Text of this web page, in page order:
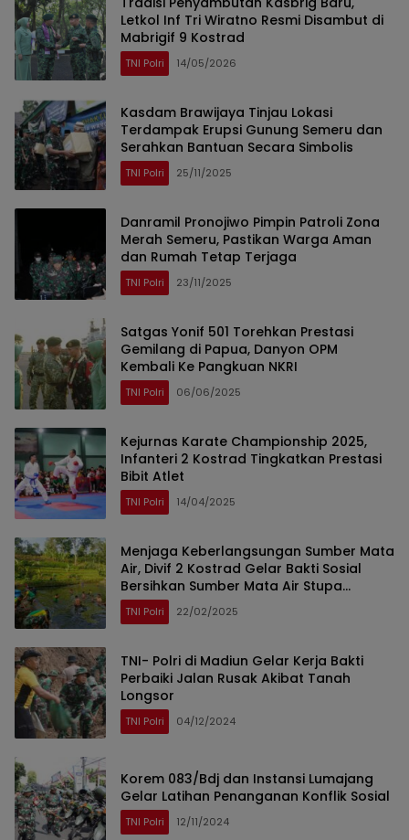
Letkol Inf Tri Wiratno Resmi Disambut di
Mabrigif 9 Kostrad
TNI Polri 14/05/2026
Kasdam Brawijaya Tinjau Lokasi
Terdampak Erupsi Gunung Semeru dan
Serahkan Bantuan Secara Simbolis
TNI Polri 25/11/2025
Danramil Pronojiwo Pimpin Patroli Zona
Merah Semeru, Pastikan Warga Aman
dan Rumah Tetap Terjaga
TNI Polri 23/11/2025
Satgas Yonif 501 Torehkan Prestasi
Gemilang di Papua, Danyon OPM
Kembali Ke Pangkuan NKRI
TNI Polri 06/06/2025
Kejurnas Karate Championship 2025,
Infanteri 2 Kostrad Tingkatkan Prestasi
Bibit Atlet
TNI Polri 14/04/2025
Menjaga Keberlangsungan Sumber Mata
Air, Divif 2 Kostrad Gelar Bakti Sosial
Bersihkan Sumber Mata Air Stupa
Sumberawan
TNI Polri 22/02/2025
TNI- Polri di Madiun Gelar Kerja Bakti
Perbaiki Jalan Rusak Akibat Tanah
Longsor
TNI Polri 04/12/2024
Korem 083/Bdj dan Instansi Lumajang
Gelar Latihan Penanganan Konflik Sosial
TNI Polri 12/11/2024